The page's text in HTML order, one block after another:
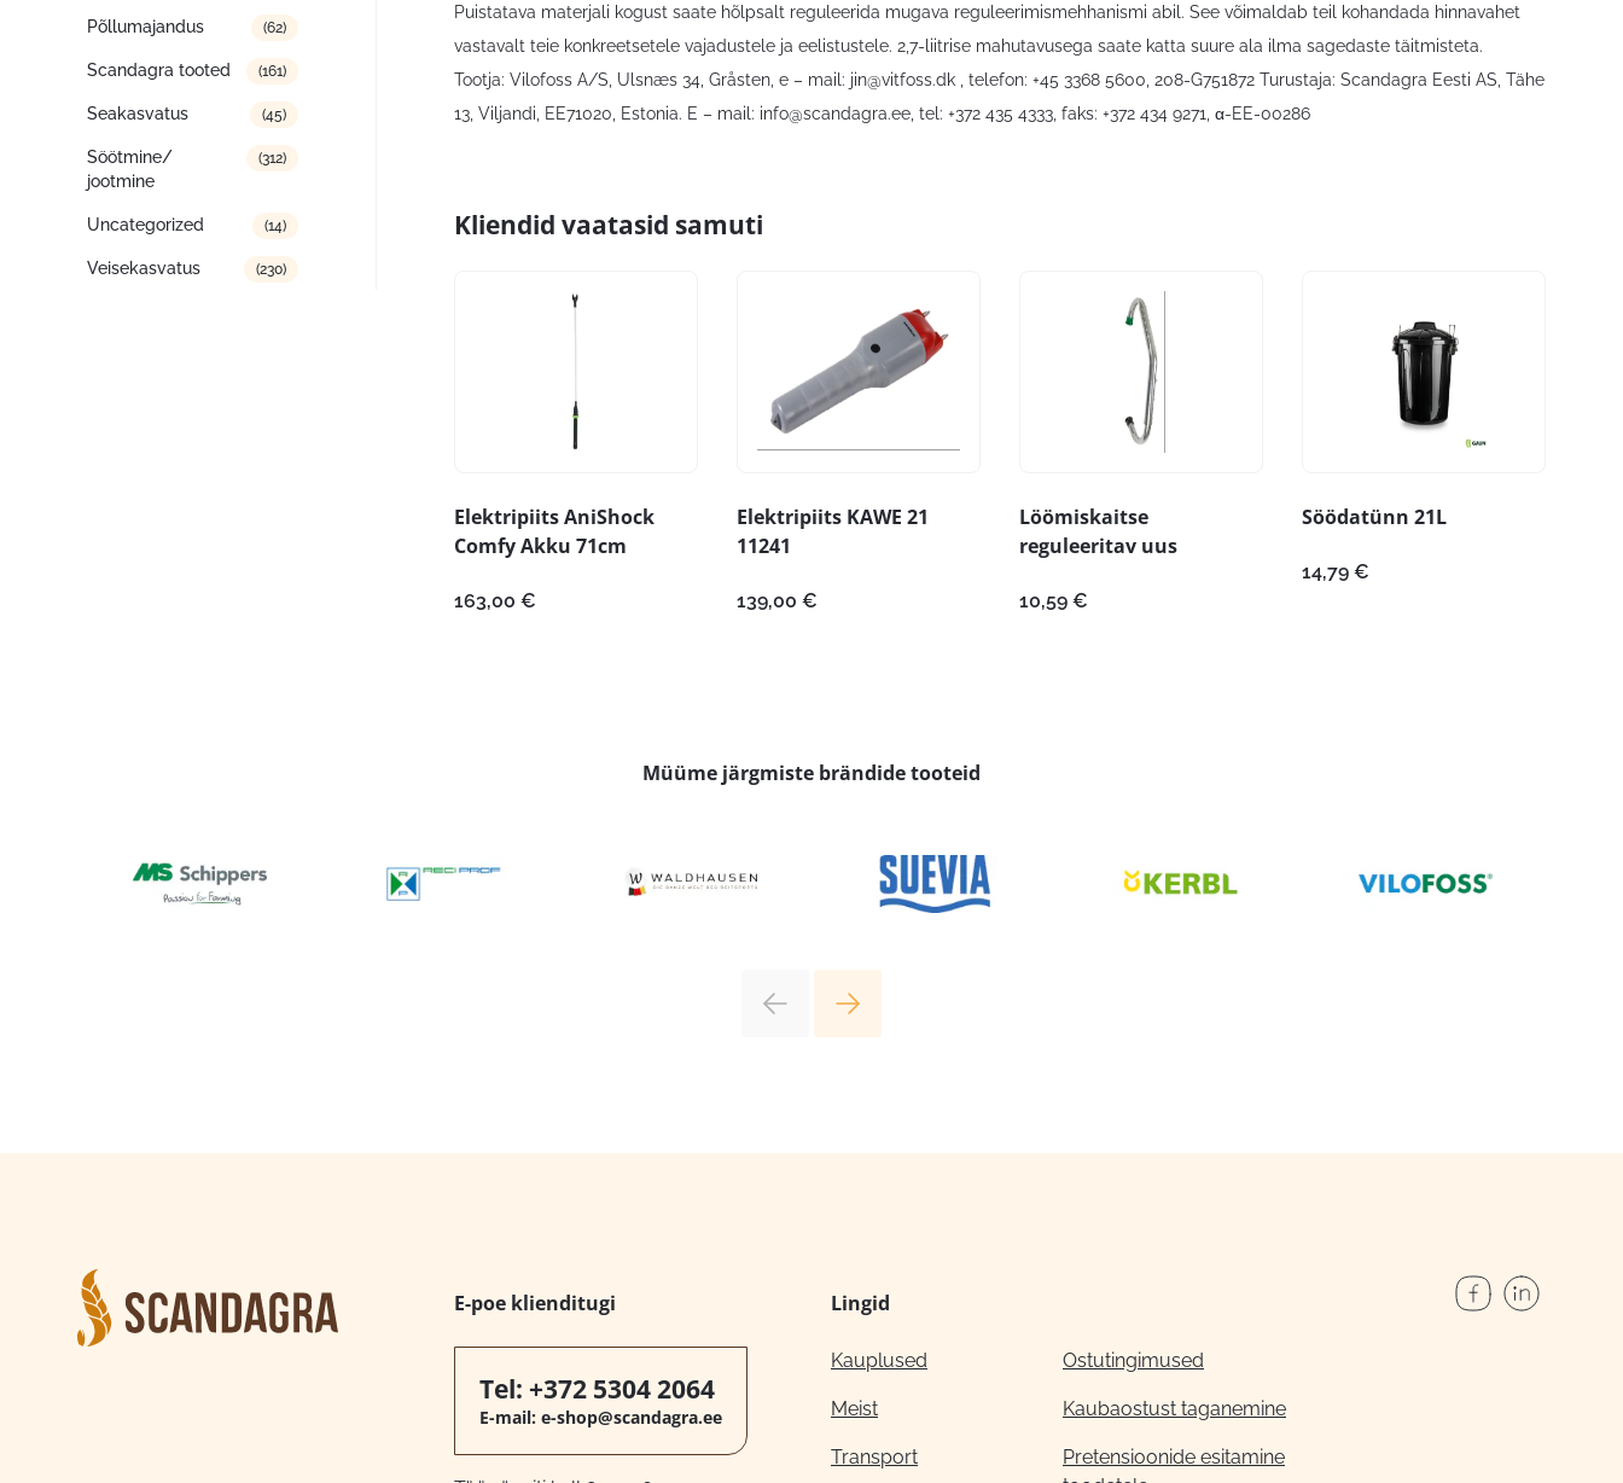
Põllumajandus (62)
Scandagra tooted (161)
Seakasvatus (45)
Söötmine/
jootmine
(312)
Uncategorized (14)
Veisekasvatus (230)
Puistatava materjali kogust saate hõlpsalt reguleerida mugava reguleerimismehhanismi abil. See võimaldab teil kohandada hinnavahet
vastavalt teie konkreetsetele vajadustele ja eelistustele. 2,7-liitrise mahutavusega saate katta suure ala ilma sagedaste täitmisteta.
Tootja: Vilofoss A/S, Ulsnæs 34, Gråsten, e – mail: jin@vitfoss.dk , telefon: +45 3368 5600, 208-G751872 Turustaja: Scandagra Eesti AS, Tähe
13, Viljandi, EE71020, Estonia. E – mail: info@scandagra.ee , tel: +372 435 4333, faks: +372 434 9271, α-EE-00286
Kliendid vaatasid samuti
Elektripiits AniShock
Comfy Akku 71cm
163,00 €
Elektripiits KAWE 21
11241
139,00 €
Löömiskaitse
reguleeritav uus
10,59 €
Söödatünn 21L
14,79 €
Müüme järgmiste brändide tooteid
E-poe klienditugi
Tel: +372 5304 2064
E-mail: e-shop@scandagra.ee
Lingid
Kauplused
Meist
Transport
Ostutingimused
Kaubaostust taganemine
Pretensioonide esitamine